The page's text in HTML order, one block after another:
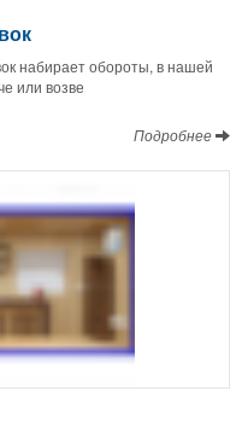
набирает обороты, в нашей
или возве
Подробнее